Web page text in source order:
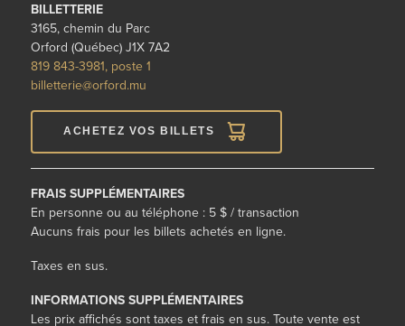
BILLETTERIE
3165, chemin du Parc
Orford (Québec) J1X 7A2
819 843-3981, poste 1
billetterie@orford.mu
ACHETEZ VOS BILLETS
FRAIS SUPPLÉMENTAIRES
En personne ou au téléphone : 5 $ / transaction
Aucuns frais pour les billets achetés en ligne.
Taxes en sus.
INFORMATIONS SUPPLÉMENTAIRES
Les prix affichés sont taxes et frais en sus. Toute vente est